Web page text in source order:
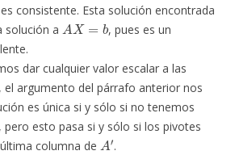
consistente. Esta solución encontrada
solución a
AX=b
, pues es un
dar cualquier valor escalar a las
el argumento del párrafo anterior nos
es única si y sólo si no tenemos
pero esto pasa si y sólo si los pivotes
columna de
A′
.